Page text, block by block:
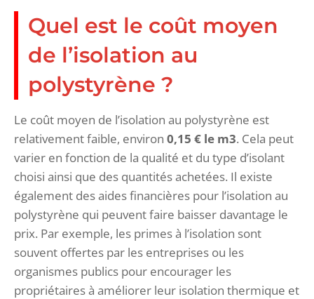
Quel est le coût moyen
de l’isolation au
polystyrène ?
Le coût moyen de l’isolation au polystyrène est
relativement faible, environ 0,15 € le m3. Cela peut
varier en fonction de la qualité et du type d’isolant
choisi ainsi que des quantités achetées. Il existe
également des aides financières pour l’isolation au
polystyrène qui peuvent faire baisser davantage le
prix. Par exemple, les primes à l’isolation sont
souvent offertes par les entreprises ou les
organismes publics pour encourager les
propriétaires à améliorer leur isolation thermique et